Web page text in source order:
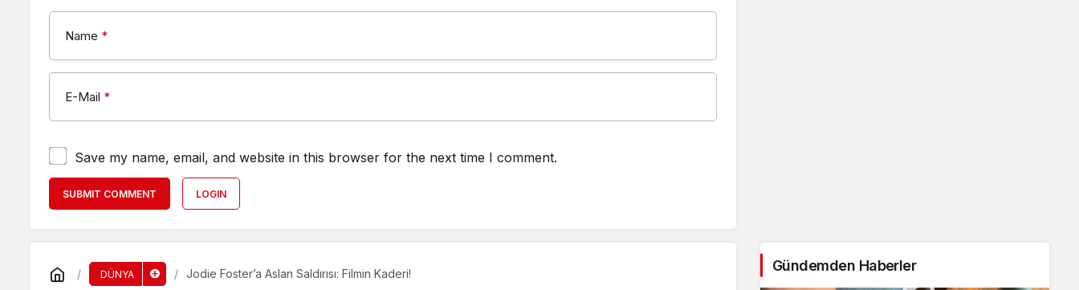
Name *
E-Mail *
Save my name, email, and website in this browser for the next time I comment.
SUBMIT COMMENT LOGIN
DÜNYA Jodie Foster’a Aslan Saldırısı: Filmin Kaderi! Gündemden Haberler